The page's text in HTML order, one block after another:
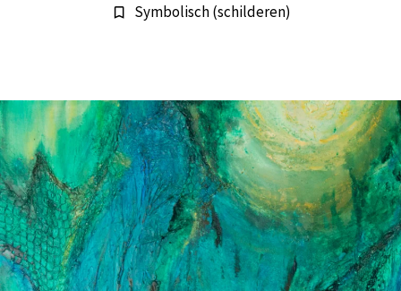
bookmark_border Symbolisch (schilderen)